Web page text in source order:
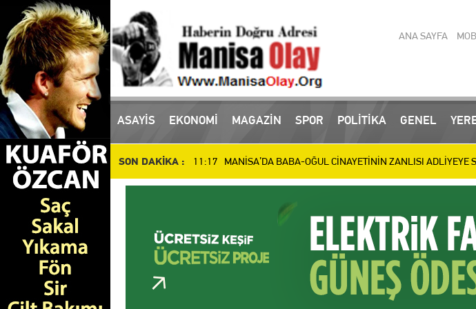
ANA SAYFA
ASAYİS EKONOMİ MAGAZİN SPOR POLİTİKA GENEL
SON DAKİKA :
16:10 Manisa'da uyuşturucu operasyonlarında yakalanan 3 zanlı
14:48 SALİHLİ’DE DEV YATIRIM MESAİSİ: BİLİM MERKEZİ, SEVGİ
14:37 İl Müdürü Öztürk, Atletizmde 9 Madalya Kazanan Belinay’ı
14:27 Manisalı Güreşçilerden Türkiye Şampiyonası’nda 11 Madalya